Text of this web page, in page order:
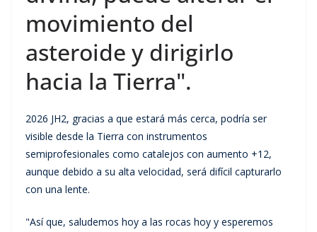
movimiento del
asteroide y dirigirlo
hacia la Tierra".
2026 JH2, gracias a que estará más cerca, podría ser
visible desde la Tierra con instrumentos
semiprofesionales como catalejos con aumento +12,
aunque debido a su alta velocidad, será difícil capturarlo
con una lente.
"Así que, saludemos hoy a las rocas hoy y esperemos